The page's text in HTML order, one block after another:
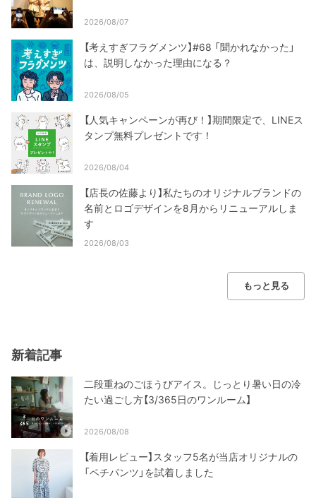
2026/08/07
【考えすぎフラグメンツ】#68 「聞かれなかった」
は、説明しなかった理由になる？
2026/08/05
【人気キャンペーンが再び！】期間限定で、LINEス
タンプ無料プレゼントです！
2026/08/04
【店長の佐藤より】私たちのオリジナルブランドの
名前とロゴデザインを8月からリニューアルしま
す
2026/08/03
もっと見る
新着記事
二段重ねのごほうびアイス。じっとり暑い日の冷
たい過ごし方【3/365日のワンルーム】
2026/08/08
【着用レビュー】スタッフ5名が当店オリジナルの
「ペチパンツ」を試着しました